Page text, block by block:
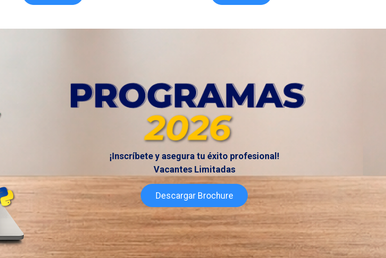
¡Inscríbete y asegura tu éxito profesional!
Vacantes Limitadas
Descargar Brochure